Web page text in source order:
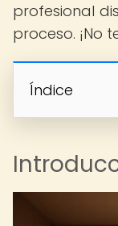
profesional
proceso. ¡No
Índice